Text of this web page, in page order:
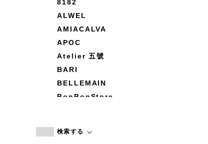
8182
ALWEL
AMIACALVA
APOC
Atelier 五號
BARI
BELLEMAIN
BonBonStore
by basics
検索する